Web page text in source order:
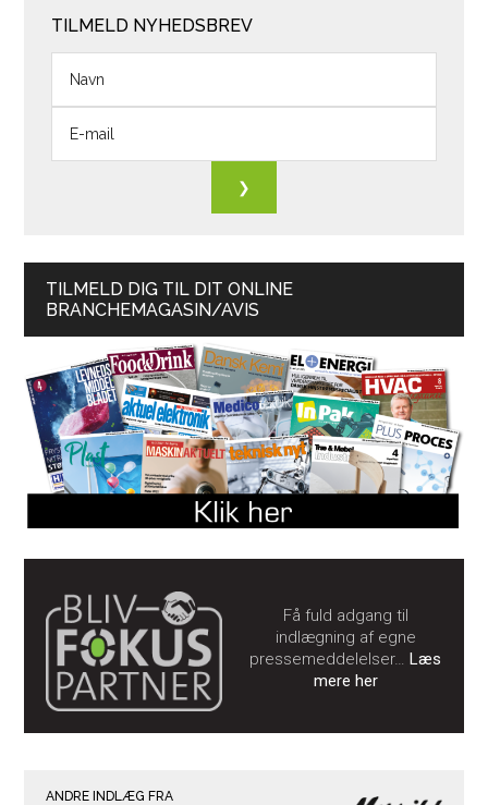
TILMELD NYHEDSBREV
TILMELD DIG TIL DIT ONLINE
BRANCHEMAGASIN/AVIS
Få fuld adgang til
indlægning af egne
pressemeddelelser…Læs
mere her
ANDRE INDLÆG FRA